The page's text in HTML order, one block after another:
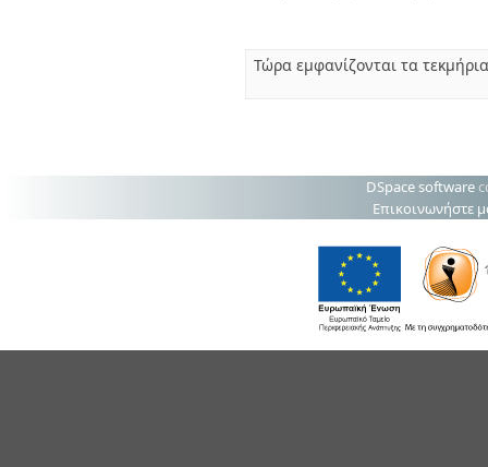
Τώρα εμφανίζονται τα
DSpace software
Επικοινωνήστε